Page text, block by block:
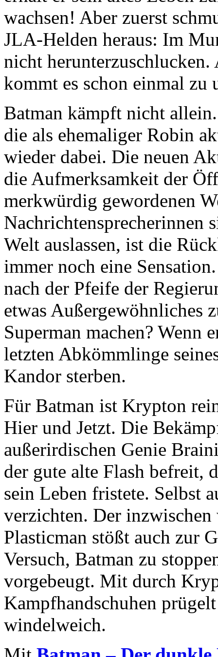
wachsen! Aber zuerst
JLA-Helden heraus: Im
nicht
kommt es schon einmal zu
Batman kämpft nicht
die als ehemaliger Robin
wieder dabei. Die neuen
die Aufmerksamkeit der
merkwürdig gewordenen
Nachrichtensprecherinnen
Welt auslassen, ist die
immer noch eine
nach der Pfeife der
etwas Außergewöhnliches
Superman machen? Wenn
letzten Abkömmlinge
Kandor sterben.
Für Batman ist Krypton
Hier und Jetzt. Die
außerirdischen Genie
der gute alte Flash befreit,
sein Leben fristete. Selbst
verzichten. Der
Plasticman stößt auch zur
Versuch, Batman zu
vorgebeugt. Mit durch
Kampfhandschuhen
windelweich.